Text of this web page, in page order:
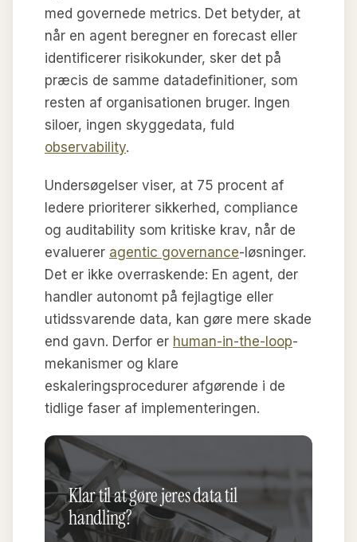
med governede metrics. Det betyder, at
når en agent beregner en forecast eller
identificerer risikokunder, sker det på
præcis de samme datadefinitioner, som
resten af organisationen bruger. Ingen
siloer, ingen skyggedata, fuld
observability.
Undersøgelser viser, at 75 procent af
ledere prioriterer sikkerhed, compliance
og auditability som kritiske krav, når de
evaluerer agentic governance-løsninger.
Det er ikke overraskende: En agent, der
handler autonomt på fejlagtige eller
utidssvarende data, kan gøre mere skade
end gavn. Derfor er human-in-the-loop-
mekanismer og klare
eskaleringsprocedurer afgørende i de
tidlige faser af implementeringen.
Klar til at gøre jeres data til
handling?